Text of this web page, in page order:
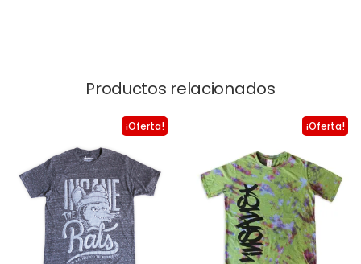
Productos relacionados
¡Oferta! ¡Oferta!